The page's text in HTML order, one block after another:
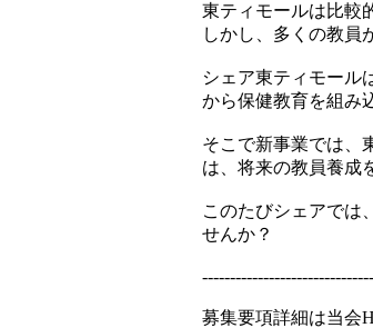
東ティモールは比較
しかし、多くの教員
シェア東ティモール
から保健教育を組み
そこで新事業では、
は、将来の教員養成
このたびシェアでは
せんか？
募集要項詳細は当会